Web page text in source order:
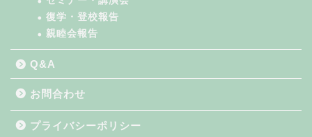
復学・登校報告
親睦会報告
Q&A
お問合わせ
プライバシーポリシー